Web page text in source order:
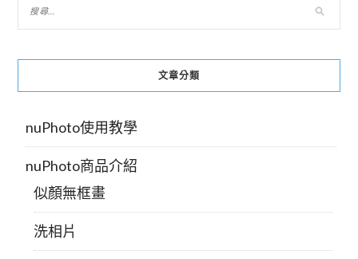
覽
文章分類
nuPhoto使用教學
nuPhoto商品介紹
似顏無框畫
洗相片